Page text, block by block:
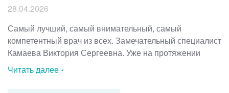
28.04.2026
Самый лучший, самый внимательный, самый
компетентный врач из всех. Замечательный специалист
Камаева Виктория Сергеевна. Уже на протяжении
более 10 лет хожу только к ней. Если вы хоть раз
попадете к ней на прием, будьте уверены, что идти
Читать далее